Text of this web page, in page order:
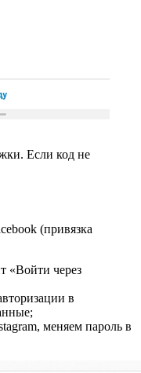
Если код не
(привязка
«Войти через
в
меняем пароль в